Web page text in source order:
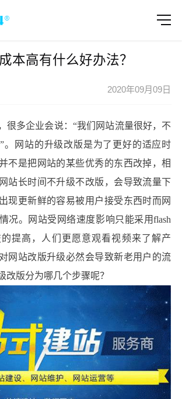
本高有什么好办法？
2020年09月09日
很多企业会说：“我们网站流量很好，不
。网站的升级改版是为了更好的适应时
不是把网站的某些优秀的东西改掉，相
站长时间不升级不改版，会导致流量下
现更新鲜的容易被用户接受东西时而网
况。网站受网络速度影响只能采用flash
提高，人们更愿意观看视频来了解产
网站改版升级必然会导致新老用户的流
改版分为哪几个步骤呢？